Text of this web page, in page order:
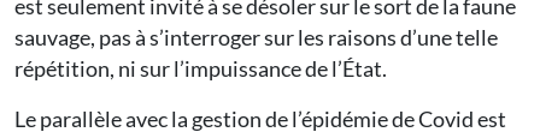
est seulement invité à se désoler sur le sort de la faune
sauvage, pas à s’interroger sur les raisons d’une telle
répétition, ni sur l’impuissance de l’État.
Le parallèle avec la gestion de l’épidémie de Covid est